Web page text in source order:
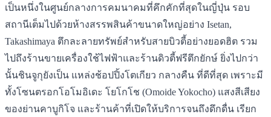
เป็นหนึ่งในศูนย์กลางการคมนาคมที่คึกคักที่สุดในญี่ปุ่น รอบ
สถานีเต็มไปด้วยห้างสรรพสินค้าขนาดใหญ่อย่าง Isetan,
Takashimaya ตึกละลายทรัพย์สำหรับสายบิวตี้อย่างยอดฮิต รวม
ไปถึงร้านขายเครื่องใช้ไฟฟ้าและร้านดิวตี้ฟรีตึกยักษ์ ยิ่งไปกว่า
นั้นชินจูกุยังเป็น แหล่งช้อปปิ้งโตเกียว กลางคืน ที่ดีที่สุด เพราะมี
ทั้งโซนตรอกโอโมอิเดะ โยโกโช (Omoide Yokocho) แสงสีเสียง
ของย่านคาบูกิโจ และร้านค้าที่เปิดให้บริการจนถึงดึกดื่น เรียก